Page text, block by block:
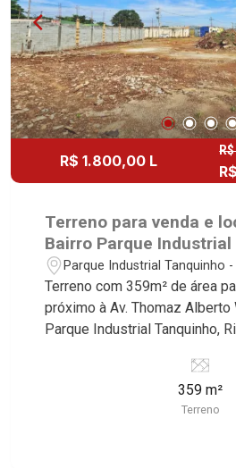
R$ 1.800,00 L
Terreno para venda e
Bairro Parque
próximo á Av. Thomaz
- Ribeirão Preto/SP.
Parque Industrial Tanquinho
Terreno com 359m² de área
próximo à Av. Thomaz Alberto
Parque Industrial Tanquinho,
Martinelli Imobiliária
359m² de área terreno - Plano
frente - Fundo aberto com a calçada
359 m²
Terreno